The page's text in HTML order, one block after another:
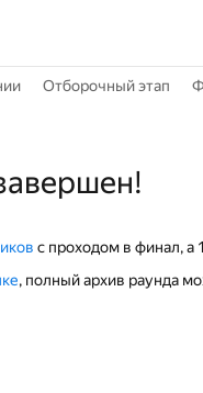
Отборочный этап
с проходом в финал, а
, полный архив раунда